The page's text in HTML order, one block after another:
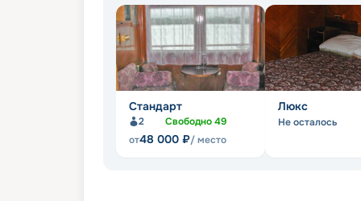
Стандарт
2 Свободно49
от48 000 ₽/ место
Люкс
Не осталось